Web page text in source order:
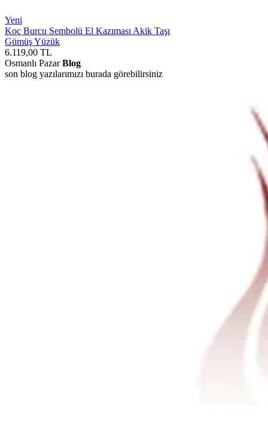
Yeni
Koç Burcu Sembolü El Kazıması Akik Taşı
Gümüş Yüzük
6.119,00 TL
Osmanlı PazarBlog
son blog yazılarımızı burada görebilirsiniz